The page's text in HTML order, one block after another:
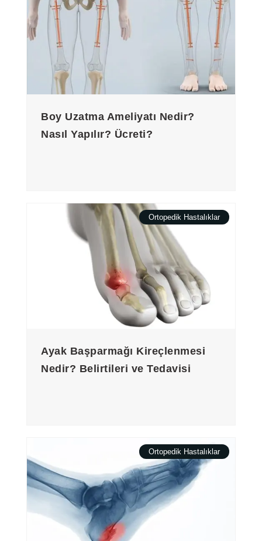
Boy Uzatma Ameliyatı Nedir?
Nasıl Yapılır? Ücreti?
Ortopedik Hastalıklar
Ayak Başparmağı Kireçlenmesi
Nedir? Belirtileri ve Tedavisi
Ortopedik Hastalıklar